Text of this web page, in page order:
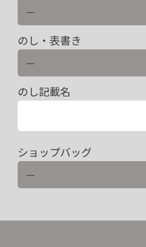
のし・表書き
のし記載名
ショップバッグ